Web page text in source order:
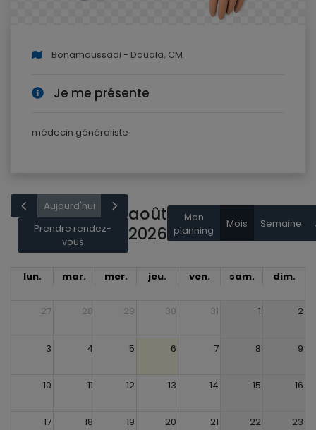
Bonamoussadi - Douala, CM
Je me présente
médecin généraliste
Aujourd'hui
Prendre rendez-
vous
août
2026
Mon
planning
Mois Semaine
lun. mar. mer. jeu. ven. sam. dim.
27 28 29 30 31 1 2
3 4 5 6 7 8 9
10 11 12 13 14 15 16
17 18 19 20 21 22 23